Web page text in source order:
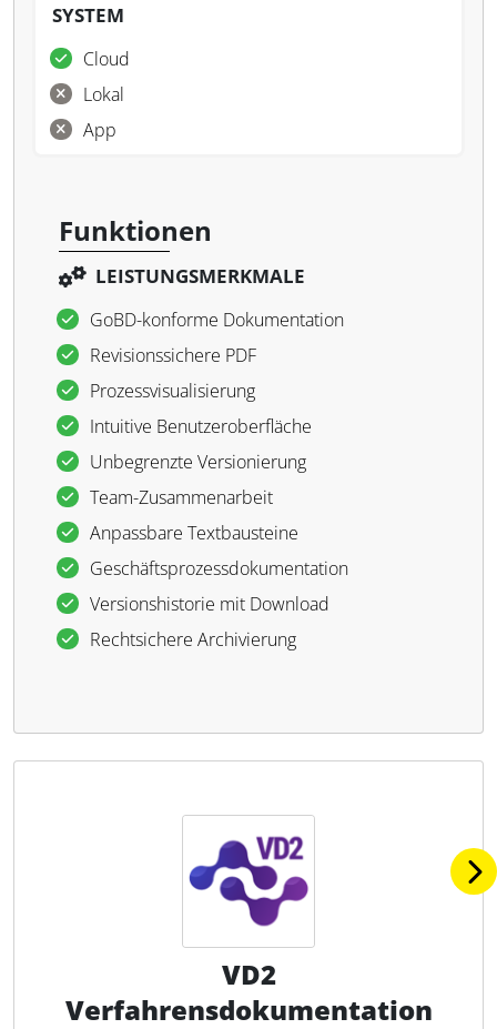
SYSTEM
Cloud
Lokal
App
Funktionen
LEISTUNGSMERKMALE
GoBD-konforme Dokumentation
Revisionssichere PDF
Prozessvisualisierung
Intuitive Benutzeroberfläche
Unbegrenzte Versionierung
Team-Zusammenarbeit
Anpassbare Textbausteine
Geschäftsprozessdokumentation
Versionshistorie mit Download
Rechtsichere Archivierung
VD2
Verfahrensdokumentation